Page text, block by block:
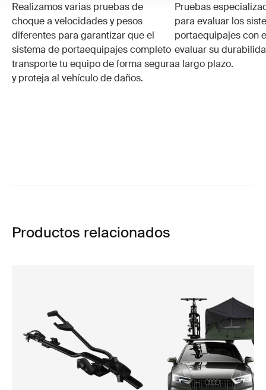
Realizamos varias pruebas de
choque a velocidades y pesos
diferentes para garantizar que el
sistema de portaequipajes completo
transporte tu equipo de forma segura
y proteja al vehículo de daños.
Pruebas
para evaluar los
portaequipajes con
evaluar su
a largo plazo.
Productos relacionados